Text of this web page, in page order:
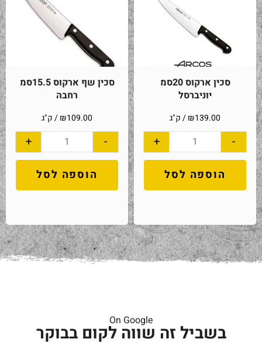
סכין ארקוס 20סמ
יוניברסל
₪139.00 / ק"ג
-
+
הוספה לסל
סכין שף ארקוס 15.5סמ
רחבה
₪109.00 / ק"ג
-
+
הוספה לסל
On Google
בשביל זה שווה לקום בבוקר